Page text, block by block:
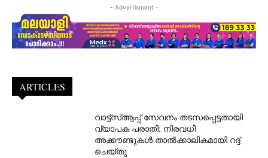
- Advertisment -
ARTICLES
വാട്ട്‌സ്ആപ്പ് സേവനം തടസപ്പെട്ടതായി
വ്യാപക പരാതി; നിരവധി
അക്കൗണ്ടുകൾ താൽക്കാലികമായി റദ്ദ്
ചെയ്തു